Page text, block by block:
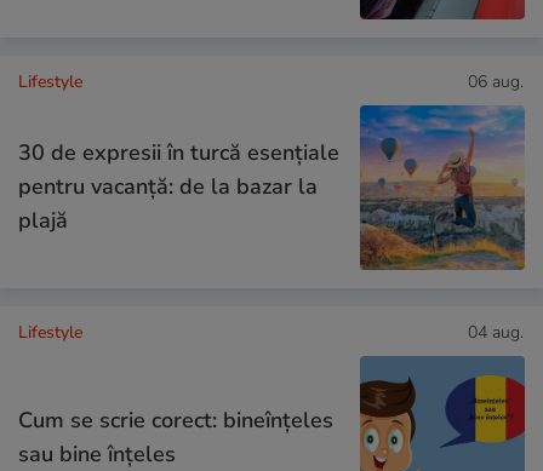
Lifestyle 06 aug.
30 de expresii în turcă esențiale
pentru vacanță: de la bazar la
plajă
Lifestyle 04 aug.
Cum se scrie corect: bineînțeles
sau bine înțeles